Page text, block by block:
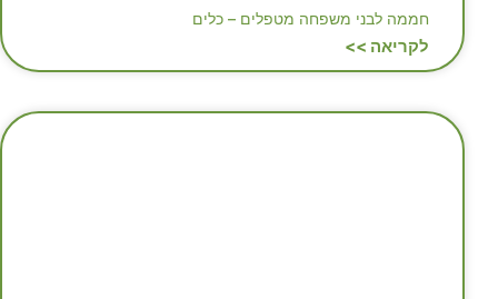
חממה לבני משפחה מטפלים – כלים
לקריאה >>